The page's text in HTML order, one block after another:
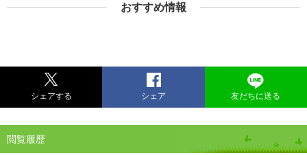
おすすめ情報
シェアする シェア 友だちに送る
閲覧履歴